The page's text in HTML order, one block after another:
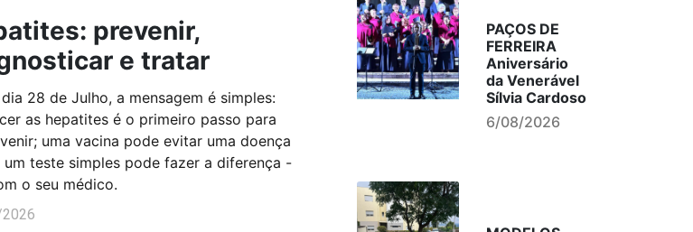
prevenir,
e tratar
28 de Julho, a mensagem é simples:
as hepatites é o primeiro passo para
uma vacina pode evitar uma doença
um teste simples pode fazer a diferença -
o seu médico.
PAÇOS DE
FERREIRA
Aniversário
da Venerável
Sílvia Cardoso
6/08/2026